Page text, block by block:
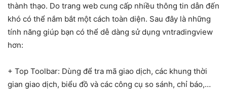
thành thạo. Do trang web cung cấp nhiều thông tin dẫn đến
khó có thể nắm bắt một cách toàn diện. Sau đây là những
tính năng giúp bạn có thể dễ dàng sử dụng vntradingview
hơn:
+ Top Toolbar: Dùng để tra mã giao dịch, các khung thời
gian giao dịch, biểu đồ và các công cụ so sánh, chỉ báo,…